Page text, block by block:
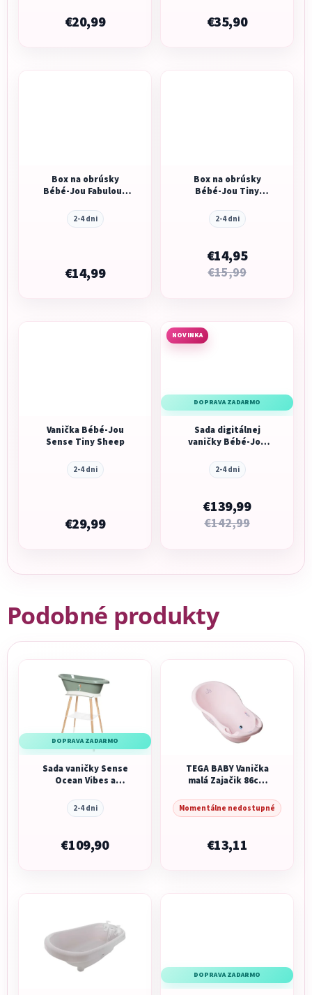
€20,99 €35,90
Box na obrúsky
Bébé-Jou Fabulous
2-4 dni
€14,99
Box na obrúsky
Bébé-Jou Tiny
2-4 dni
€14,95
€15,99
Vanička Bébé-Jou
Sense Tiny Sheep
2-4 dni
€29,99
NOVINKA
DOPRAVA ZADARMO
Sada digitálnej
vaničky Bébé-Jou
so stojanom
2-4 dni
€139,99
€142,99
Podobné produkty
DOPRAVA ZADARMO
Sada vaničky Sense
Ocean Vibes a
2-4 dni
€109,90
TEGA BABY Vanička
malá Zajačik 86cm
Momentálne nedostupné
€13,11
DOPRAVA ZADARMO